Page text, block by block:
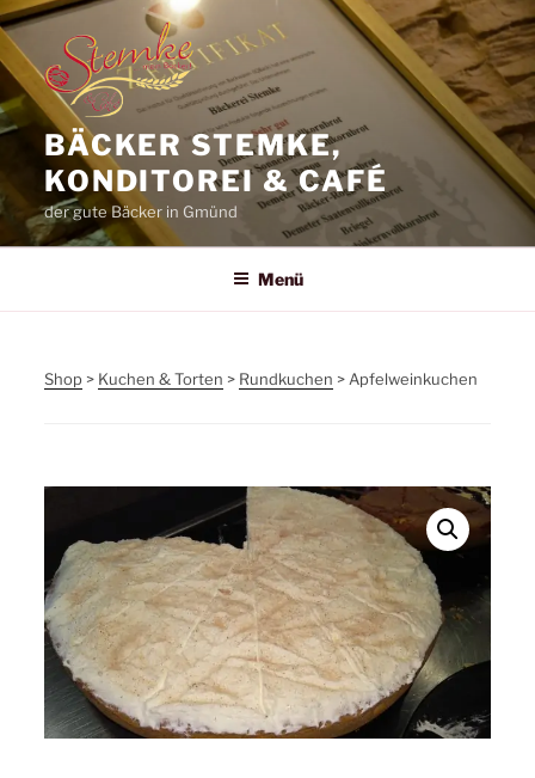
Zum
Inhalt
springen
BÄCKER STEMKE,
KONDITOREI & CAFÉ
der gute Bäcker in Gmünd
Menü
Shop > Kuchen & Torten > Rundkuchen > Apfelweinkuchen